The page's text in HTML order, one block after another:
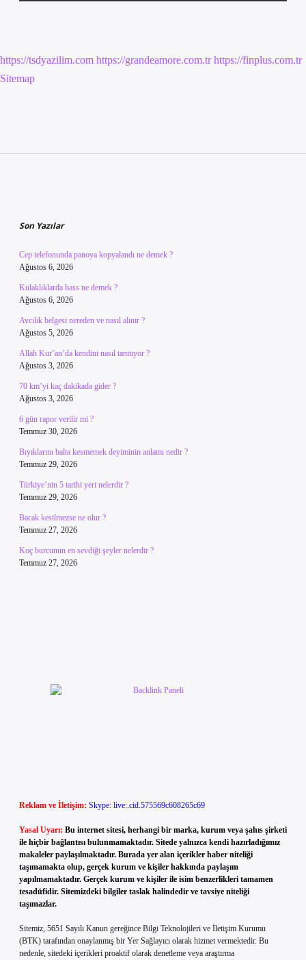
https://tsdyazilim.com https://grandeamore.com.tr https://finplus.com.tr
Sitemap
Son Yazılar
Cep telefonunda panoya kopyalandı ne demek ?
Ağustos 6, 2026
Kulaklıklarda bass ne demek ?
Ağustos 6, 2026
Avcılık belgesi nereden ve nasıl alınır ?
Ağustos 5, 2026
Allah Kur’an’da kendini nasıl tanıtıyor ?
Ağustos 3, 2026
70 km’yi kaç dakikada gider ?
Ağustos 3, 2026
6 gün rapor verilir mi ?
Temmuz 30, 2026
Bıyıklarını balta kesmemek deyiminin anlamı nedir ?
Temmuz 29, 2026
Türkiye’nin 5 tarihi yeri nelerdir ?
Temmuz 29, 2026
Bacak kesilmezse ne olur ?
Temmuz 27, 2026
Koç burcunun en sevdiği şeyler nelerdir ?
Temmuz 27, 2026
Reklam ve İletişim: Skype: live:.cid.575569c608265c69
Yasal Uyarı: Bu internet sitesi, herhangi bir marka, kurum veya şahıs şirketi
ile hiçbir bağlantısı bulunmamaktadır. Sitede yalnızca kendi hazırladığımız
makaleler paylaşılmaktadır. Burada yer alan içerikler haber niteliği
taşımamakta olup, gerçek kurum ve kişiler hakkında paylaşım
yapılmamaktadır. Gerçek kurum ve kişiler ile isim benzerlikleri tamamen
tesadüfidir. Sitemizdeki bilgiler taslak halindedir ve tavsiye niteliği
taşımazlar.
Sitemiz, 5651 Sayılı Kanun gereğince Bilgi Teknolojileri ve İletişim Kurumu
(BTK) tarafından onaylanmış bir Yer Sağlayıcı olarak hizmet vermektedir. Bu
nedenle, sitedeki içerikleri proaktif olarak denetleme veya araştırma